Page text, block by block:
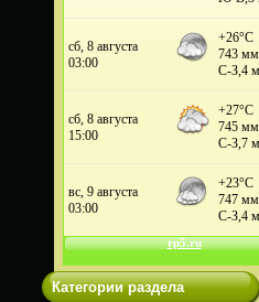
Категории раздела